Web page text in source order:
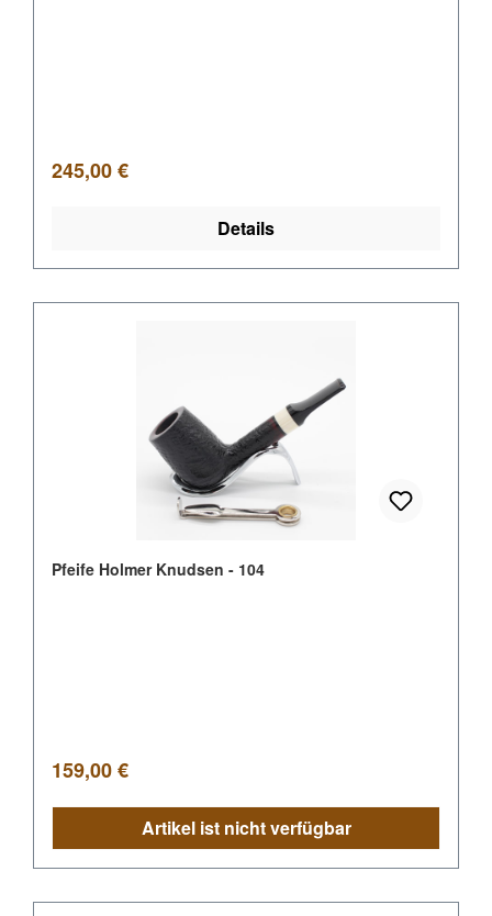
Regulärer Preis:
245,00 €
Details
Pfeife Holmer Knudsen - 104
Regulärer Preis:
159,00 €
Artikel ist nicht verfügbar